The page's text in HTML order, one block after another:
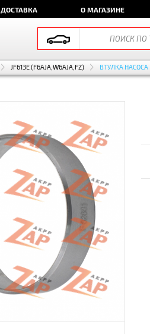
ДОСТАВКА О МАГАЗИНЕ
JF613E (F6AJA,W6AJA,FZ) ВТУЛКА НАСОСА